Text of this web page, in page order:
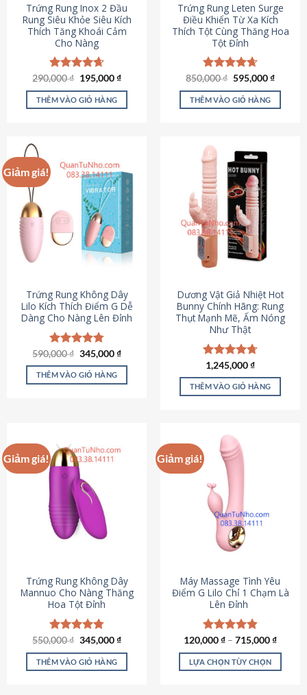
Trứng Rung Inox 2 Đầu
Rung Siêu Khỏe Siêu Kích
Thích Tăng Khoái Cảm
Cho Nàng
Được xếp
hạng4.64
5 sao
290,000₫ Giá
là:
290,000 ₫.
195,000₫Giá
tại
THÊM VÀO GIỎ HÀNG
Trứng Rung Leten Surge
Điều Khiển Từ Xa Kích
Thích Tột Cùng Thăng Hoa
Tột Đỉnh
Được xếp
hạng4.69
5 sao
850,000₫ Giá
là:
850,000 ₫.
595,000₫Giá
tại
THÊM VÀO GIỎ HÀNG
Giảm giá!
Trứng Rung Không Dây
Lilo Kích Thích Điểm G Dễ
Dàng Cho Nàng Lên Đỉnh
Được xếp
hạng4.79
5 sao
590,000₫ Giá
là:
590,000 ₫.
345,000₫Giá
tại
345,000 ₫.
THÊM VÀO GIỎ HÀNG
Dương Vật Giả Nhiệt Hot
Bunny Chính Hãng: Rung
Thụt Mạnh Mẽ, Ấm Nóng
Như Thật
Được xếp
hạng4.73
5 sao
1,245,000₫
THÊM VÀO GIỎ HÀNG
Giảm giá!
Trứng Rung Không Dây
Mannuo Cho Nàng Thăng
Hoa Tột Đỉnh
Được xếp
hạng4.81
5 sao
550,000₫ Giá
là:
550,000 ₫.
345,000₫Giá
tại
THÊM VÀO GIỎ HÀNG
Giảm giá!
Máy Massage Tình Yêu
Điểm G Lilo Chỉ 1 Chạm Là
Lên Đỉnh
Được xếp
hạng4.85
5 sao
120,000₫ – 715,000₫
LỰA CHỌN TÙY CHỌN